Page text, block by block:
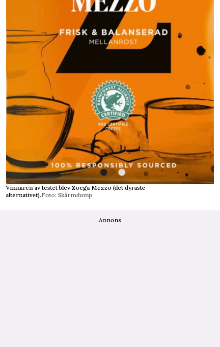
Vinnaren av testet blev Zoega Mezzo (det dyraste
alternativet).Foto: Skärmdump
Annons